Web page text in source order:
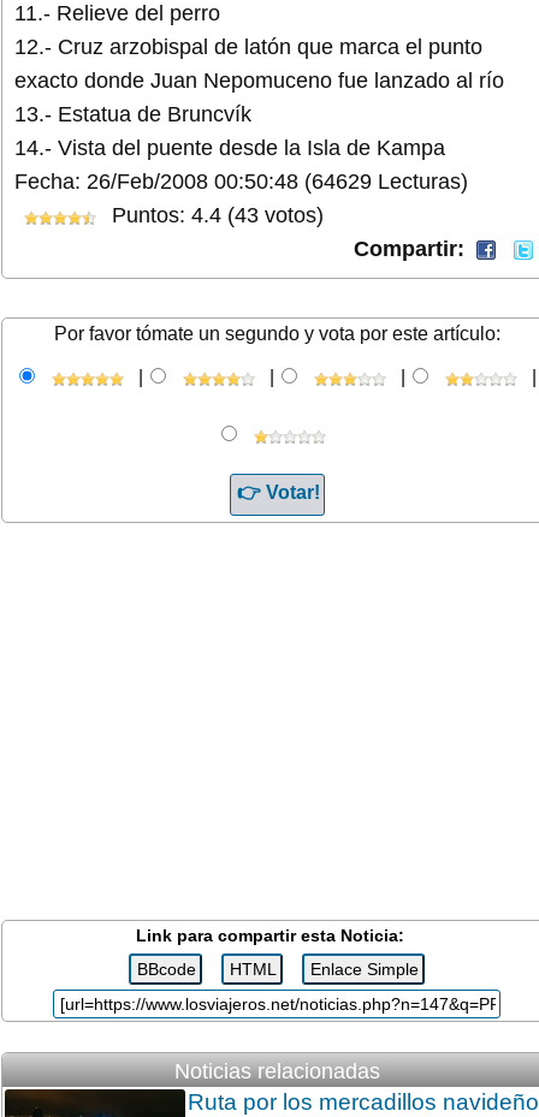
11.- Relieve del perro
12.- Cruz arzobispal de latón que marca el punto
exacto donde Juan Nepomuceno fue lanzado al río
13.- Estatua de Bruncvík
14.- Vista del puente desde la Isla de Kampa
Fecha: 26/Feb/2008 00:50:48 (64629 Lecturas)
Puntos: 4.4 (43 votos)
Compartir:
Por favor tómate un segundo y vota por este artículo:
Link para compartir esta Noticia:
Noticias relacionadas
Ruta por los mercadillos